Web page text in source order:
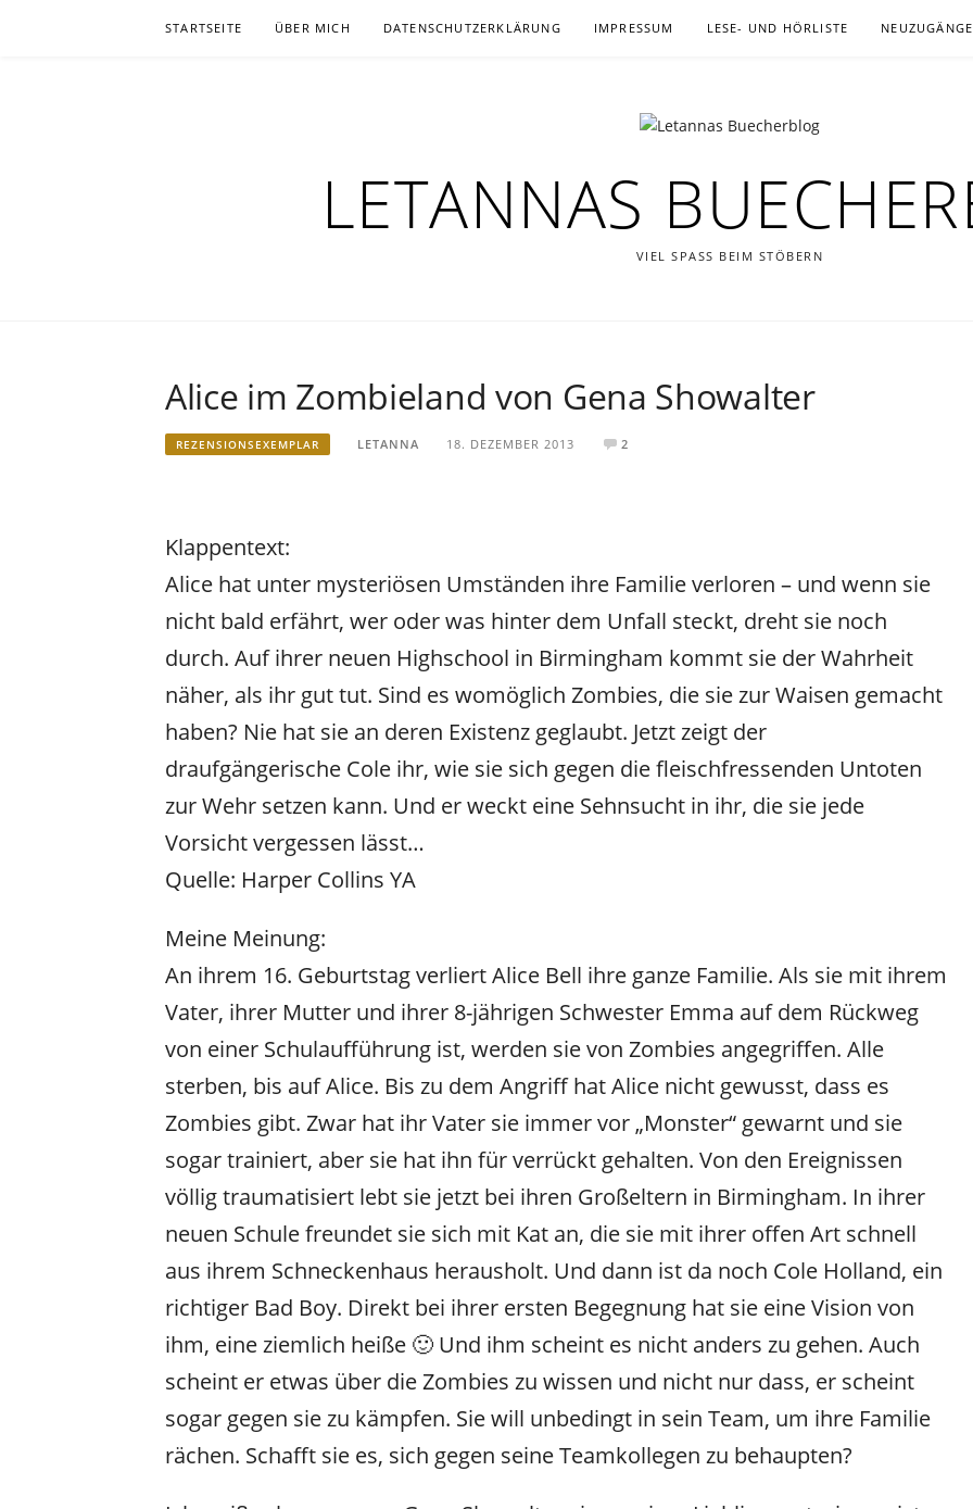
STARTSEITE ÜBER MICH DATENSCHUTZERKLÄRUNG IMPRESSUM LESE- UND HÖRLISTE NEUZUGÄNGE
LETANNAS
VIEL SPASS BEIM STÖBERN
Alice im Zombieland von Gena Showalter
REZENSIONSEXEMPLAR LETANNA 18. DEZEMBER 2013 2
Klappentext:
Alice hat unter mysteriösen Umständen ihre Familie verloren – und wenn sie
nicht bald erfährt, wer oder was hinter dem Unfall steckt, dreht sie noch
durch. Auf ihrer neuen Highschool in Birmingham kommt sie der Wahrheit
näher, als ihr gut tut. Sind es womöglich Zombies, die sie zur Waisen gemacht
haben? Nie hat sie an deren Existenz geglaubt. Jetzt zeigt der
draufgängerische Cole ihr, wie sie sich gegen die fleischfressenden Untoten
zur Wehr setzen kann. Und er weckt eine Sehnsucht in ihr, die sie jede
Vorsicht vergessen lässt…
Quelle: Harper Collins YA
Meine Meinung:
An ihrem 16. Geburtstag verliert Alice Bell ihre ganze Familie. Als sie mit ihrem
Vater, ihrer Mutter und ihrer 8-jährigen Schwester Emma auf dem Rückweg
von einer Schulaufführung ist, werden sie von Zombies angegriffen. Alle
sterben, bis auf Alice. Bis zu dem Angriff hat Alice nicht gewusst, dass es
Zombies gibt. Zwar hat ihr Vater sie immer vor „Monster“ gewarnt und sie
sogar trainiert, aber sie hat ihn für verrückt gehalten. Von den Ereignissen
völlig traumatisiert lebt sie jetzt bei ihren Großeltern in Birmingham. In ihrer
neuen Schule freundet sie sich mit Kat an, die sie mit ihrer offen Art schnell
aus ihrem Schneckenhaus herausholt. Und dann ist da noch Cole Holland, ein
richtiger Bad Boy. Direkt bei ihrer ersten Begegnung hat sie eine Vision von
ihm, eine ziemlich heiße 🙂 Und ihm scheint es nicht anders zu gehen. Auch
scheint er etwas über die Zombies zu wissen und nicht nur dass, er scheint
sogar gegen sie zu kämpfen. Sie will unbedingt in sein Team, um ihre Familie
rächen. Schafft sie es, sich gegen seine Teamkollegen zu behaupten?